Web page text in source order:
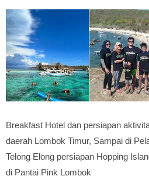
Breakfast Hotel dan persiapan
daerah Lombok Timur, Sampai di
Telong Elong persiapan Hopping
di Pantai Pink Lombok